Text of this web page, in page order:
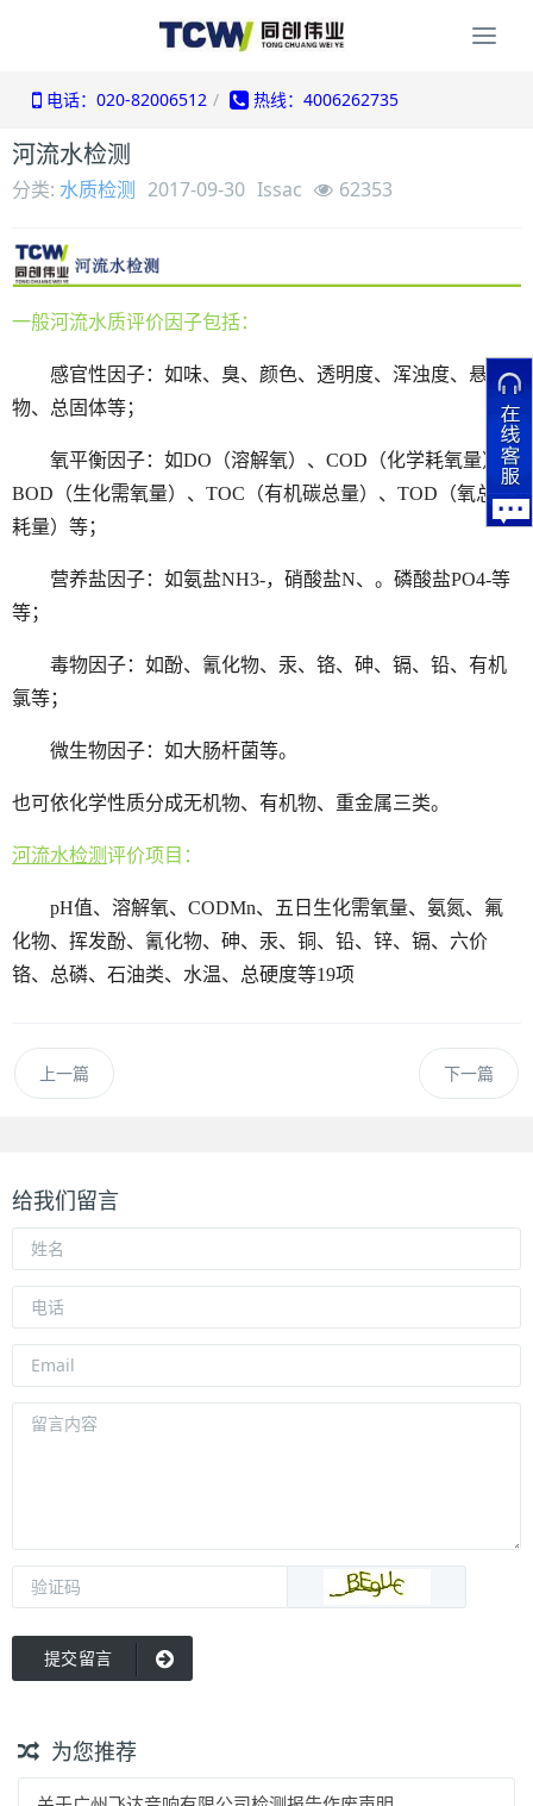
电话：020-82006512 热线：4006262735
河流水检测
分类: 水质检测 2017-09-30 Issac 62353
一般河流水质评价因子包括：
感官性因子：如味、臭、颜色、透明度、浑浊度、悬浮
物、总固体等；
氧平衡因子：如DO（溶解氧）、COD（化学耗氧量）、
BOD（生化需氧量）、TOC（有机碳总量）、TOD（氧总消
耗量）等；
营养盐因子：如氨盐NH3-，硝酸盐N、。磷酸盐PO4-等
等；
毒物因子：如酚、氰化物、汞、铬、砷、镉、铅、有机
氯等；
微生物因子：如大肠杆菌等。
也可依化学性质分成无机物、有机物、重金属三类。
河流水检测评价项目：
pH值、溶解氧、CODMn、五日生化需氧量、氨氮、氟
化物、挥发酚、氰化物、砷、汞、铜、铅、锌、镉、六价
铬、总磷、石油类、水温、总硬度等19项
上一篇 下一篇
给我们留言
提交留言
为您推荐